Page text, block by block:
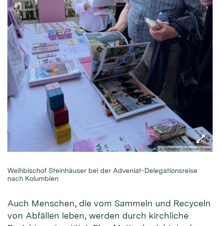
© Adveniat/Johannes Duwe
Weihbischof Steinhäuser bei der Adveniat-Delegationsreise
nach Kolumbien
Auch Menschen, die vom Sammeln und Recyceln
von Abfällen leben, werden durch kirchliche